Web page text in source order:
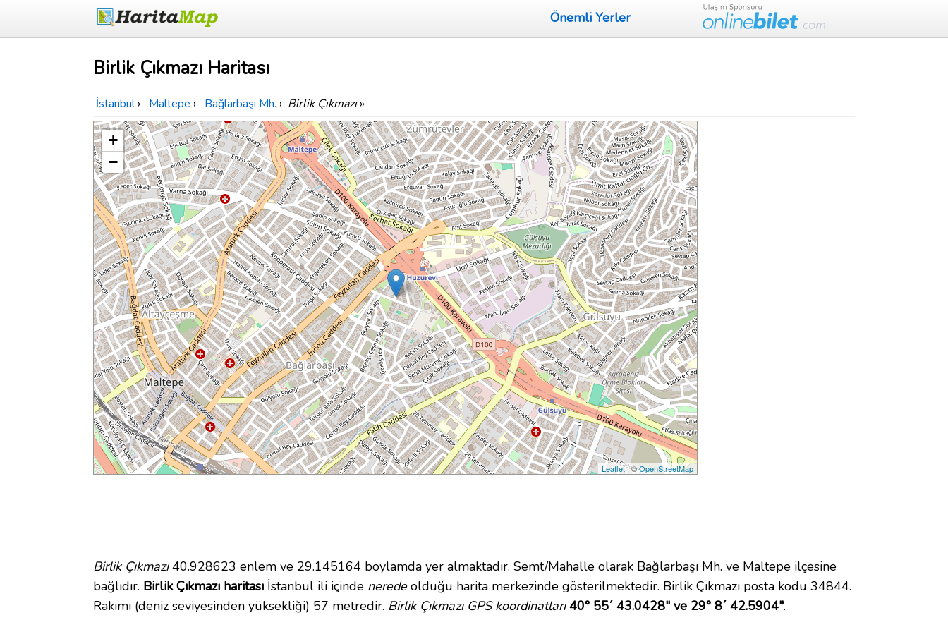
Önemli Yerler
Birlik Çıkmazı Haritası
İstanbul › Maltepe › Bağlarbaşı Mh. › Birlik Çıkmazı»
+
−
Leaflet| ©OpenStreetMap
Birlik Çıkmazı40.928623 enlem ve 29.145164 boylamda yer almaktadır. Semt/Mahalle olarak Bağlarbaşı Mh. ve Maltepe ilçesine
bağlıdır. Birlik Çıkmazı haritası İstanbul ili içinde neredeolduğu harita merkezinde gösterilmektedir. Birlik Çıkmazı posta kodu 34844.
Rakımı (deniz seviyesinden yüksekliği) 57 metredir. Birlik Çıkmazı GPS koordinatları 40° 55´ 43.0428" ve 29° 8´ 42.5904".